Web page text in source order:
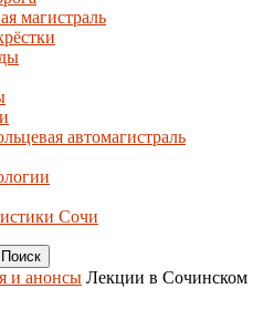
магистраль
автомагистраль
Сочи
и анонсы Лекции в Сочинском